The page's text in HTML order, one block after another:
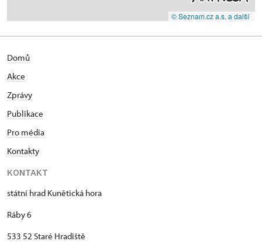
© Seznam.cz a.s. a další
Domů
Akce
Zprávy
Publikace
Pro média
Kontakty
KONTAKT
státní hrad Kunětická hora
Ráby 6
533 52 Staré Hradiště